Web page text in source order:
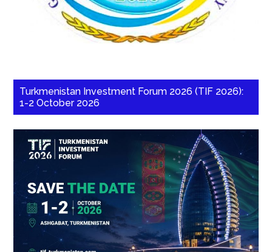
Turkmenistan Investment Forum 2026 (TIF 2026):
1-2 October 2026